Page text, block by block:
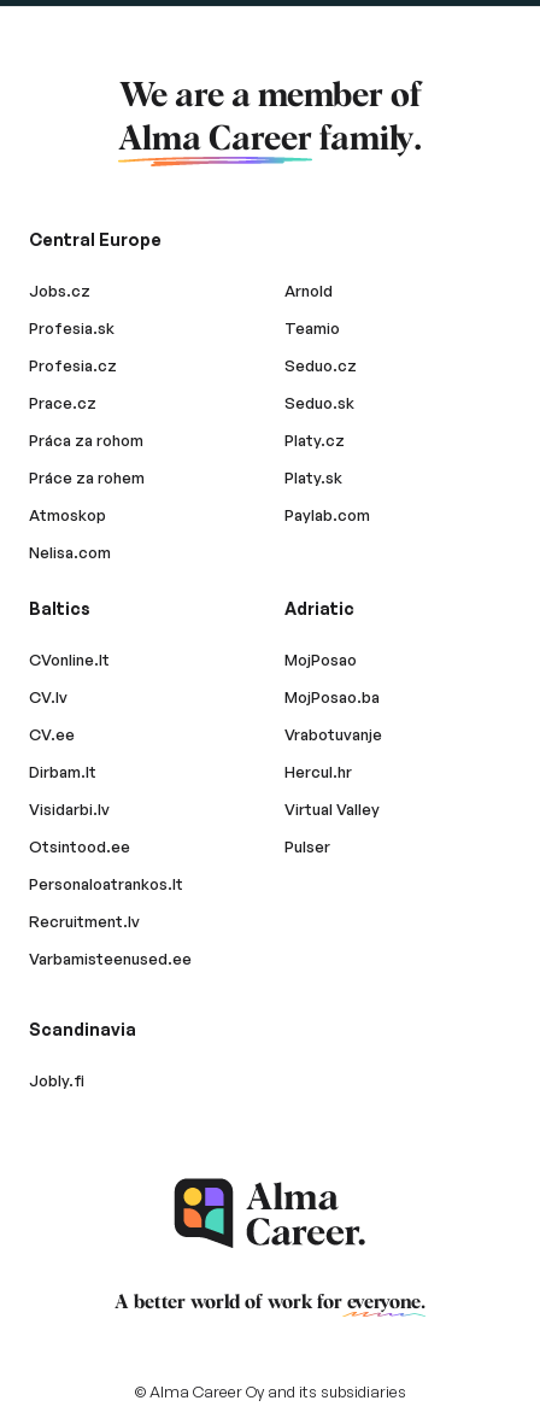
We are a member of
Alma Career family.
Central Europe
Jobs.cz
Profesia.sk
Profesia.cz
Prace.cz
Práca za rohom
Práce za rohem
Atmoskop
Nelisa.com
Arnold
Teamio
Seduo.cz
Seduo.sk
Platy.cz
Platy.sk
Paylab.com
Baltics
CVonline.lt
CV.lv
CV.ee
Dirbam.lt
Visidarbi.lv
Otsintood.ee
Personaloatrankos.lt
Recruitment.lv
Varbamisteenused.ee
Adriatic
MojPosao
MojPosao.ba
Vrabotuvanje
Hercul.hr
Virtual Valley
Pulser
Scandinavia
Jobly.fi
A better world of work for everyone.
© Alma Career Oy and its subsidiaries